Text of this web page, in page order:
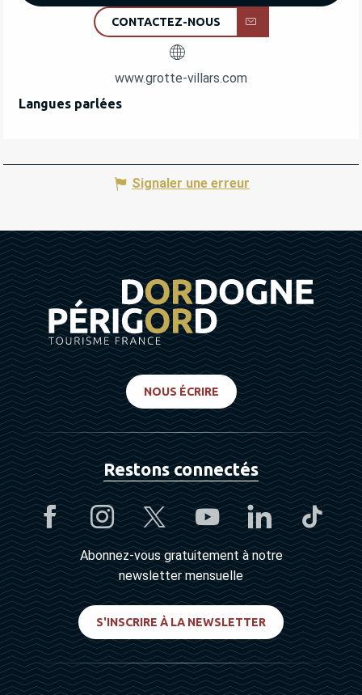
CONTACTEZ-NOUS
www.grotte-villars.com
Langues parlées
Langues parlées
Signaler une erreur
NOUS ÉCRIRE
Restons connectés
Abonnez-vous gratuitement à notre
newsletter mensuelle
S'INSCRIRE À LA NEWSLETTER